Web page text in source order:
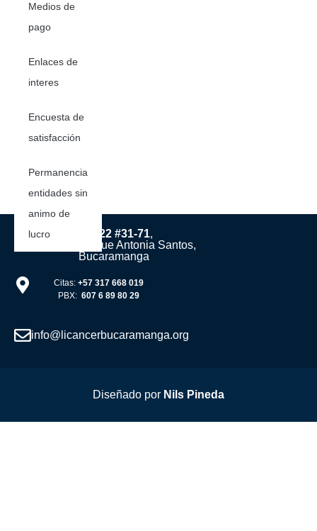
Medios de
pago
Enlaces de
interes
Encuesta de
satisfacción
Permanencia
entidades sin
animo de
lucro
Cra. 22 #31-71,
Frente al parque Antonia Santos,
Bucaramanga
Citas:+57 317 668 019
PBX:607 6 89 80 29
info@licancerbucaramanga.org
Diseñado por Nils Pineda